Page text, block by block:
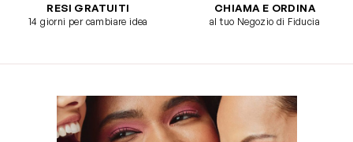
RESI GRATUITI
14 giorni per cambiare idea
CHIAMA E ORDINA
al tuo Negozio di Fiducia